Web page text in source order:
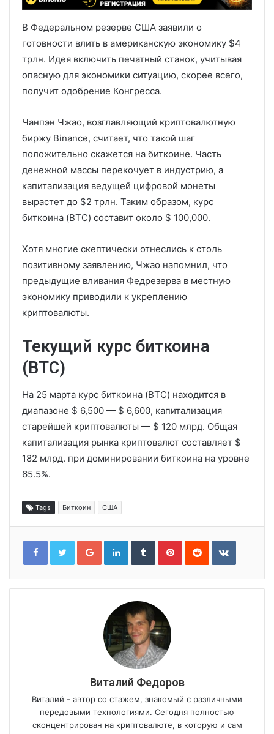
В Федеральном резерве США заявили о
готовности влить в американскую экономику $4
трлн. Идея включить печатный станок, учитывая
опасную для экономики ситуацию, скорее всего,
получит одобрение Конгресса.
Чанпэн Чжао, возглавляющий криптовалютную
биржу Binance, считает, что такой шаг
положительно скажется на биткоине. Часть
денежной массы перекочует в индустрию, а
капитализация ведущей цифровой монеты
вырастет до $2 трлн. Таким образом, курс
биткоина (BTC) составит около $ 100,000.
Хотя многие скептически отнеслись к столь
позитивному заявлению, Чжао напомнил, что
предыдущие вливания Федрезерва в местную
экономику приводили к укреплению
криптовалюты.
Текущий курс биткоина
(BTC)
На 25 марта курс биткоина (BTC) находится в
диапазоне $ 6,500 — $ 6,600, капитализация
старейшей криптовалюты — $ 120 млрд. Общая
капитализация рынка криптовалют составляет $
182 млрд. при доминировании биткоина на уровне
65.5%.
Tags Биткоин США
Google+LinkedInTumblrPinterestReddit VKontakte
Виталий Федоров
Виталий - автор со стажем, знакомый с различными
передовыми технологиями. Сегодня полностью
сконцентрирован на криптовалюте, в которую и сам